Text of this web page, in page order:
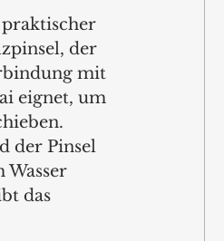
der
mit
eignet, um
der Pinsel
Wasser
das